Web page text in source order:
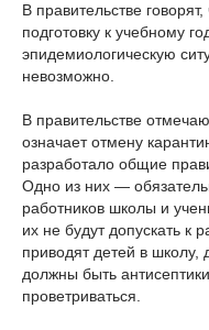
В правительстве
подготовку к учебному
эпидемиологическую
невозможно.
В правительстве
означает отмену
разработало общие
Одно из них —
работников школы и
их не будут допускать к
приводят детей в
должны быть
проветриваться.